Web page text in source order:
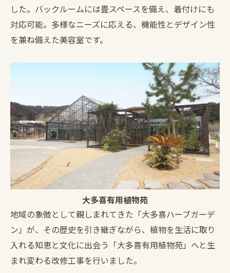
した。バックルームには畳スペースを備え、着付けにも
対応可能。多様なニーズに応える、機能性とデザイン性
を兼ね備えた美容室です。
大多喜有用植物苑
地域の象徴として親しまれてきた「大多喜ハーブガーデ
ン」が、その歴史を引き継ぎながら、植物を生活に取り
入れる知恵と文化に出会う「大多喜有用植物苑」へと生
まれ変わる改修工事を行いました。